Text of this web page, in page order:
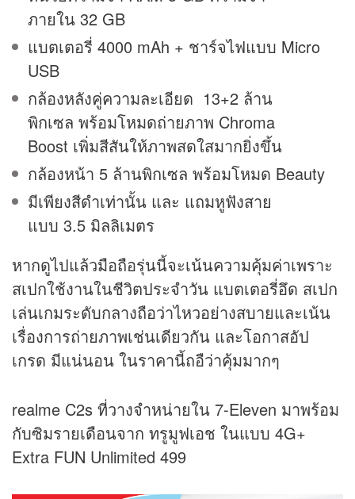
ภายใน 32 GB
แบตเตอรี่ 4000 mAh + ชาร์จไฟแบบ Micro
USB
กล้องหลังคู่ความละเอียด 13+2 ล้าน
พิกเซล พร้อมโหมดถ่ายภาพ Chroma
Boost เพิ่มสีสันให้ภาพสดใสมากยิ่งขึ้น
กล้องหน้า 5 ล้านพิกเซล พร้อมโหมด Beauty
มีเพียงสีดำเท่านั้น และ แถมหูฟังสาย
แบบ 3.5 มิลลิเมตร
หากดูไปแล้วมือถือรุ่นนี้จะเน้นความคุ้มค่าเพราะ
สเปกใช้งานในชีวิตประจำวัน แบตเตอรี่อึด สเปก
เล่นเกมระดับกลางถือว่าไหวอย่างสบายและเน้น
เรื่องการถ่ายภาพเช่นเดียวกัน และโอกาสอัป
เกรด มีแน่นอน ในราคานี้ถอืว่าคุ้มมากๆ
realme C2s ที่วางจำหน่ายใน 7-Eleven มาพร้อม
กับซิมรายเดือนจาก ทรูมูฟเอช ในแบบ 4G+
Extra FUN Unlimited 499